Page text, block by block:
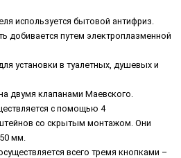
используется бытовой антифриз.
добивается путем электроплазменной
установки в туалетных, душевых и
двумя клапанами Маевского.
с помощью 4
со скрытым монтажом. Они
мм.
всего тремя кнопками –